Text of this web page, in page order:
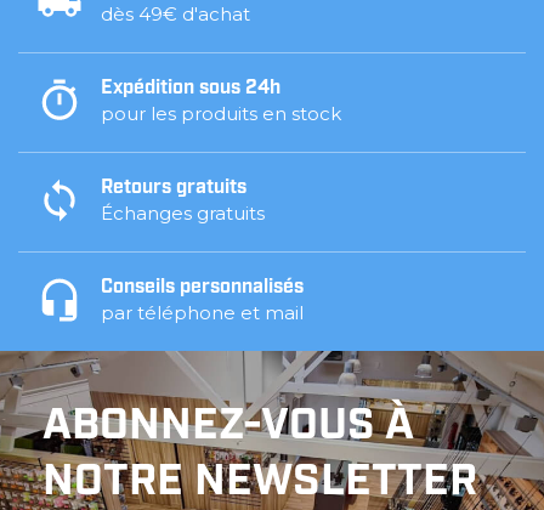
dès 49€ d'achat
Expédition sous 24h
pour les produits en stock
Retours gratuits
Échanges gratuits
Conseils personnalisés
par téléphone et mail
ABONNEZ-VOUS À
NOTRE NEWSLETTER